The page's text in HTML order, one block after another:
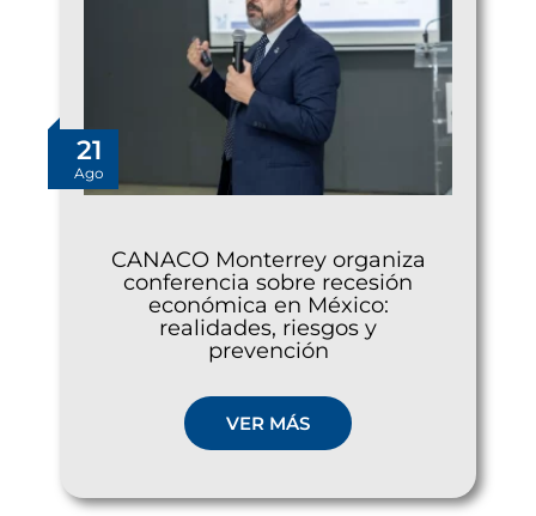
21
Ago
CANACO Monterrey organiza
conferencia sobre recesión
económica en México:
realidades, riesgos y
prevención
VER MÁS